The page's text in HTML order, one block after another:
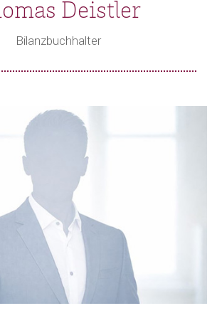
Deistler
Bilanzbuchhalter